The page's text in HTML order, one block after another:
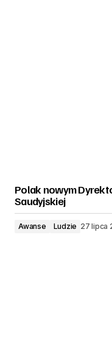
Polak nowym
Saudyjskiej
Awanse Ludzie 27 lipca